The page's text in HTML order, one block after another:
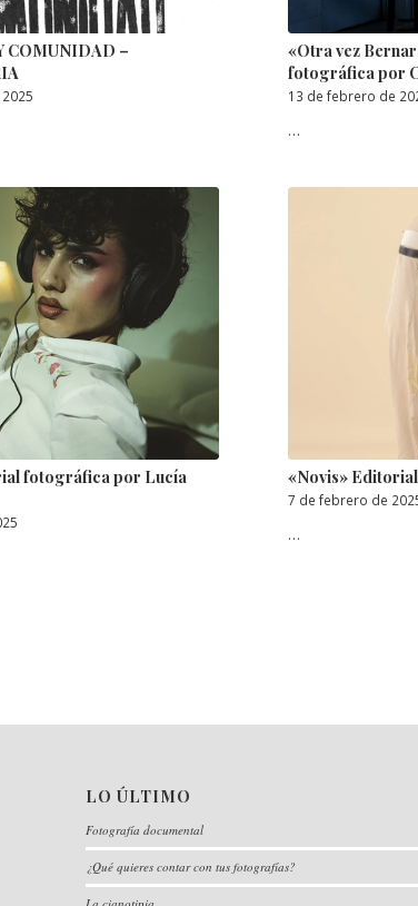
COMUNIDAD –
«Otra vez
fotográfica por
13 de febrero de
…
fotográfica por Lucía
«Novis»
7 de febrero de
…
LO ÚLTIMO
Fotografía documental
¿Qué quieres contar con tus fotografías?